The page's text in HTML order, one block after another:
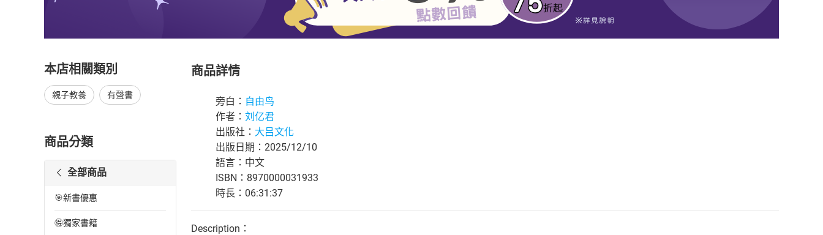
本店相關類別
親子教養 有聲書
商品分類
全部商品
🎯新書優惠
🉐獨家書籍
商品詳情
旁白： 自由鸟
作者： 刘亿君
出版社： 大吕文化
出版日期：2025/12/10
語言：中文
ISBN：8970000031933
時長：06:31:37
Description：